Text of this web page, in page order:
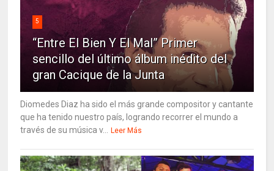
5
“Entre El Bien Y El Mal” Primer
sencillo del último álbum inédito del
gran Cacique de la Junta
Diomedes Diaz ha sido el más grande compositor y cantante
que ha tenido nuestro país, logrando recorrer el mundo a
través de su música v...
Leer Más